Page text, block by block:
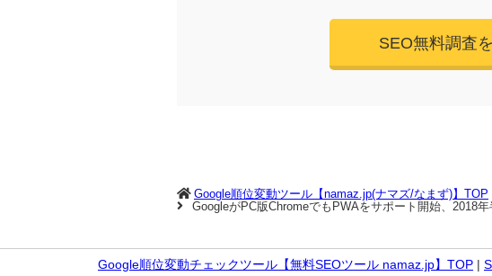
SEO無料調査
Google順位変動ツール【namaz.jp(ナマズ/なまず)】TOP
GoogleがPC版ChromeでもPWAをサポート開始、2018
Google順位変動チェックツール【無料SEOツール namaz.jp】TOP |